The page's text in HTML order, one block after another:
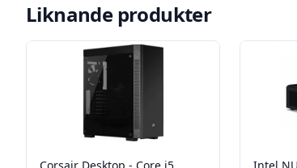
Liknande produkter